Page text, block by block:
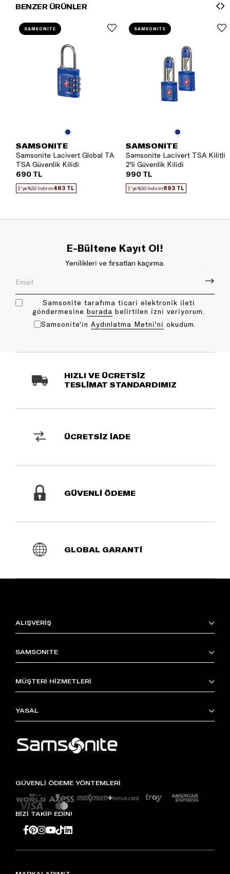
BENZER ÜRÜNLER
SAMSONITE
Samsonite Lacivert Global TA
TSA Güvenlik Kilidi
690 TL
2.'ye %30 İndirim483 TL
SAMSONITE
SAMSONITE
Samsonite Lacivert TSA Kilitli
2'li Güvenlik Kilidi
990 TL
2.'ye %30 İndirim693 TL
SAMSONITE
E-Bültene Kayıt Ol!
Yenilikleri ve fırsatları kaçırma.
Samsonite tarafıma ticari elektronik ileti
göndermesine bu rada belirtilen izni veriyorum.
Samsonite'in Aydınlatma Metni'ni okudum.
HIZLI VE ÜCRETSİZ
TESLİMAT STANDARDIMIZ
ÜCRETSİZ İADE
GÜVENLİ ÖDEME
GLOBAL GARANTİ
ALIŞVERİŞ
SAMSONITE
MÜŞTERİ HİZMETLERİ
YASAL
GÜVENLİ ÖDEME YÖNTEMLERİ
BİZİ TAKİP EDİN!